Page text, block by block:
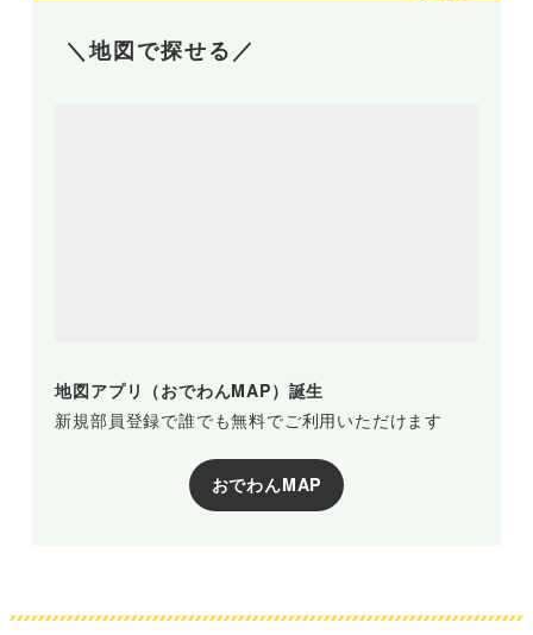
＼地図で探せる／
地図アプリ（おでわんMAP）誕生
新規部員登録で誰でも無料でご利用いただけます
おでわんMAP